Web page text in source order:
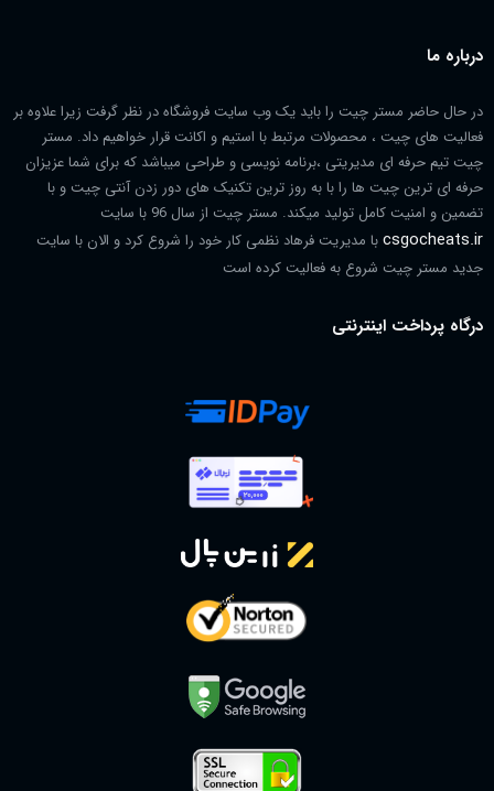
درباره ما
در حال حاضر مستر چیت را باید یک وب سایت فروشگاه در نظر گرفت زیرا علاوه بر
فعالیت های چیت ، محصولات مرتبط با استیم و اکانت قرار خواهیم داد. مستر
چیت تیم حرفه ای مدیریتی ،برنامه نویسی و طراحی میباشد که برای شما عزیزان
حرفه ای ترین چیت ها را با به روز ترین تکنیک های دور زدن آنتی چیت و با
تضمین و امنیت کامل تولید میکند. مستر چیت از سال 96 با سایت
csgocheats.irبا مدیریت فرهاد نظمی کار خود را شروع کرد و الان با سایت
جدید مستر چیت شروع به فعالیت کرده است
درگاه پرداخت اینترنتی